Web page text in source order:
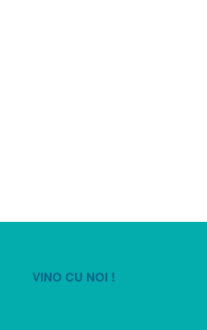
VINO CU NOI !